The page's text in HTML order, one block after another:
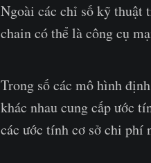
Ngoài các chỉ số kỹ thuật
chain có thể là công cụ
Trong số các mô hình
khác nhau cung cấp ước
các ước tính cơ sở chi phí